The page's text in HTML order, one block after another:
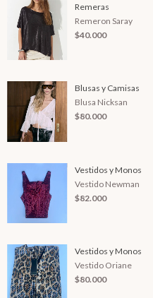
Remeras
Remeron Saray
$40.000
Blusas y Camisas
Blusa Nicksan
$80.000
Vestidos y Monos
Vestido Newman
$82.000
Vestidos y Monos
Vestido Oriane
$80.000